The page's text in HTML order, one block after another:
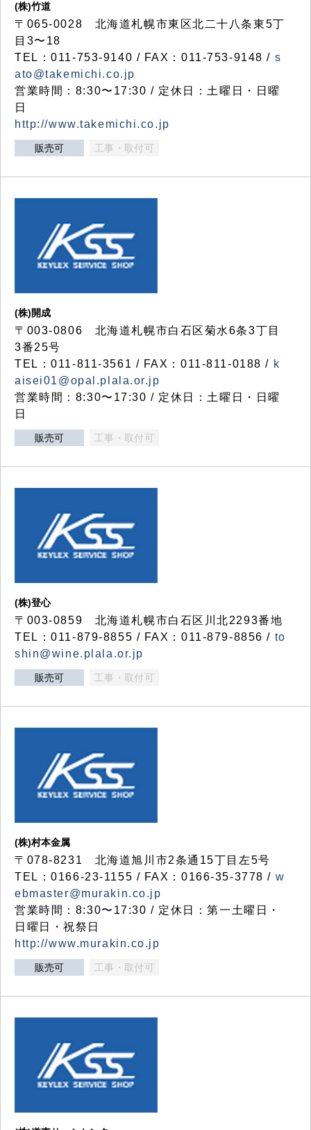
(株)竹道
〒065-0028 北海道札幌市東区北二十八条東5丁
目3〜18
TEL：011-753-9140 / FAX：011-753-9148 / s
ato@takemichi.co.jp
営業時間：8:30〜17:30 / 定休日：土曜日・日曜
日
http://www.takemichi.co.jp
販売可 工事・取付可
(株)開成
〒003-0806 北海道札幌市白石区菊水6条3丁目
3番25号
TEL：011-811-3561 / FAX：011-811-0188 / k
aisei01@opal.plala.or.jp
営業時間：8:30〜17:30 / 定休日：土曜日・日曜
日
販売可 工事・取付可
(株)登心
〒003-0859 北海道札幌市白石区川北2293番地
TEL：011-879-8855 / FAX：011-879-8856 / to
shin@wine.plala.or.jp
販売可 工事・取付可
(株)村本金属
〒078-8231 北海道旭川市2条通15丁目左5号
TEL：0166-23-1155 / FAX：0166-35-3778 / w
ebmaster@murakin.co.jp
営業時間：8:30〜17:30 / 定休日：第一土曜日・
日曜日・祝祭日
http://www.murakin.co.jp
販売可 工事・取付可